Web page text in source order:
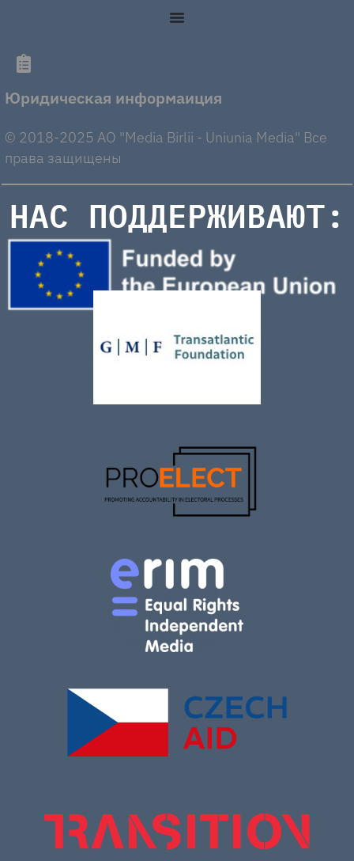
Юридическая информаиция
© 2018-2025 AO "Media Birlii - Uniunia Media" Все
права защищены
НАС ПОДДЕРЖИВАЮТ: